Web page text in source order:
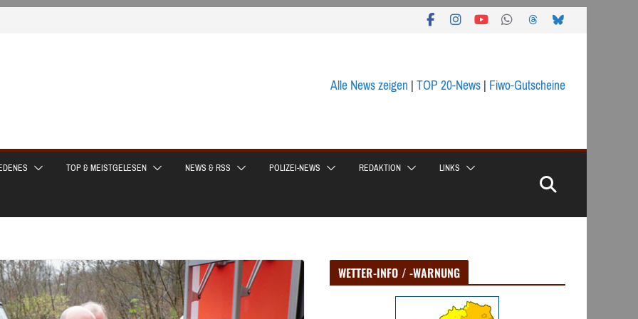
Alle News zeigen|TOP 20-News|Fiwo-Gutscheine
TOP & MEISTGELESEN NEWS & RSS POLIZEI-NEWS REDAKTION LINKS
WETTER-INFO / -WARNUNG